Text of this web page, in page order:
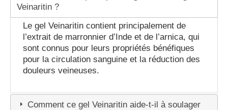
Veinaritin ?
Le gel Veinaritin contient principalement de
l’extrait de marronnier d’Inde et de l’arnica, qui
sont connus pour leurs propriétés bénéfiques
pour la circulation sanguine et la réduction des
douleurs veineuses.
Comment ce gel Veinaritin aide-t-il à soulager